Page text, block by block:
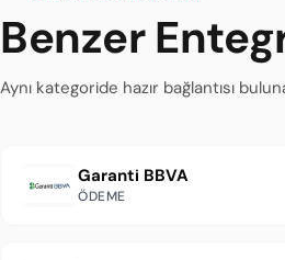
Benzer
Aynı kategoride hazır bağlantısı
Garanti BBVA
ÖDEME